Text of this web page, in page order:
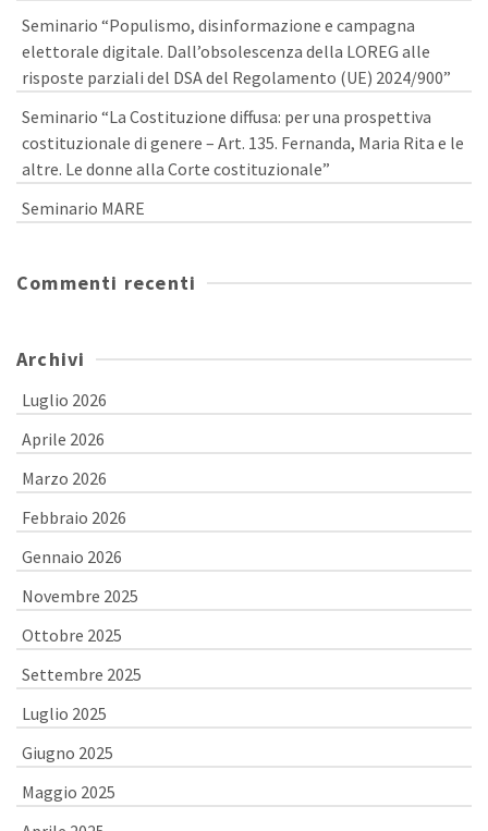
Seminario “Populismo, disinformazione e campagna
elettorale digitale. Dall’obsolescenza della LOREG alle
risposte parziali del DSA del Regolamento (UE) 2024/900”
Seminario “La Costituzione diffusa: per una prospettiva
costituzionale di genere – Art. 135. Fernanda, Maria Rita e le
altre. Le donne alla Corte costituzionale”
Seminario MARE
Commenti recenti
Archivi
Luglio 2026
Aprile 2026
Marzo 2026
Febbraio 2026
Gennaio 2026
Novembre 2025
Ottobre 2025
Settembre 2025
Luglio 2025
Giugno 2025
Maggio 2025